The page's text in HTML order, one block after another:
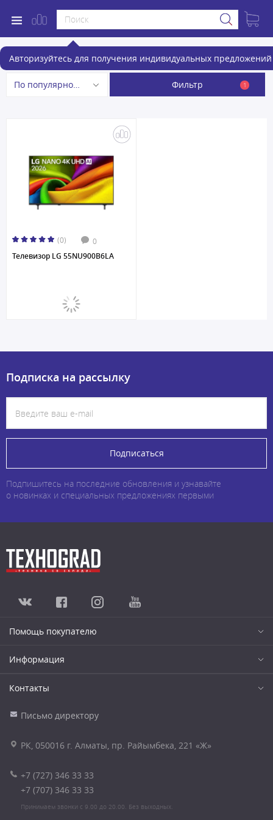
Авторизуйтесь для получения индивидуальных предложений
Телевизоры c VA матрицей
По популярности Фильтр 1
(0) 0
Телевизор LG 55NU900B6LA
Подписка на рассылку
Подписаться
Подпишитесь на последние обновления и узнавайте
о новинках и специальных предложениях первыми
Помощь покупателю
Информация
Контакты
Письмо директору
РК, 050016 г. Алматы, пр. Райымбека, 221 «Ж»
+7 (727) 346 33 33
+7 (707) 346 33 33
Принимаем звонки с 9.00 до 20.00. Без выходных.